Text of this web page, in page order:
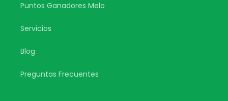
Puntos Ganadores Melo
Servicios
Blog
Preguntas Frecuentes